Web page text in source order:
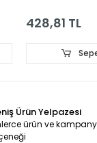
Modül 12A Tek
Dimmer 2A
428,81 TL
Ürün Yelpazesi
ürün ve